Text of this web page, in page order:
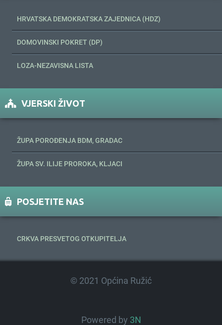
HRVATSKA DEMOKRATSKA ZAJEDNICA (HDZ)
DOMOVINSKI POKRET (DP)
LOZA-NEZAVISNA LISTA
VJERSKI ŽIVOT
ŽUPA POROĐENJA BDM, GRADAC
ŽUPA SV. ILIJE PROROKA, KLJACI
POSJETITE NAS
CRKVA PRESVETOG OTKUPITELJA
© 2021 Općina Ružić
Powered by 3N